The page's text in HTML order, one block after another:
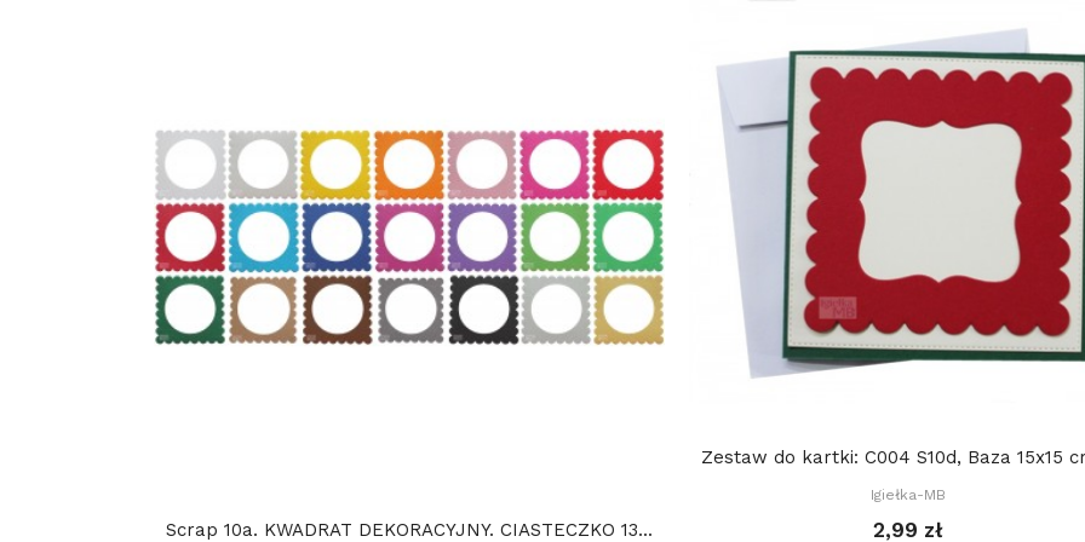
Scrap 10a. KWADRAT DEKORACYJNY. CIASTECZKO 13...
Zestaw do kartki: C004 S10d, Baza 15x15
Igiełka-MB
2,99 zł